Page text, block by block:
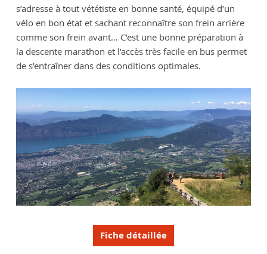
s’adresse à tout vététiste en bonne santé, équipé d’un
vélo en bon état et sachant reconnaître son frein arrière
comme son frein avant… C’est une bonne préparation à
la descente marathon et l’accès très facile en bus permet
de s’entraîner dans des conditions optimales.
Fiche détaillée